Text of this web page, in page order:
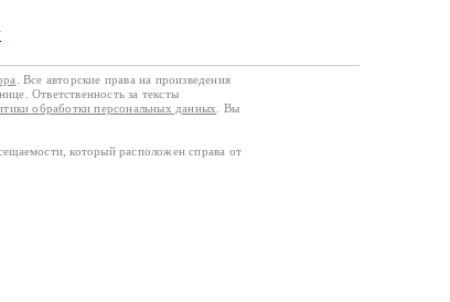
. Все авторские права на произведения
Ответственность за тексты
обработки персональных данных
. Вы
который расположен справа от